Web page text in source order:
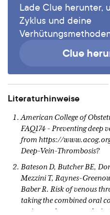
Lade Clue herunter,
Zyklus und deine
Clue
Literaturhinweise
American College of
FAQ174 - Preventing deep
from https://
Deep-Vein-Thrombosis?
Bateson D, Butcher BE,
Mezzini T, Raynes-
Baber R. Risk of venous
taking the combined oral
review and meta-